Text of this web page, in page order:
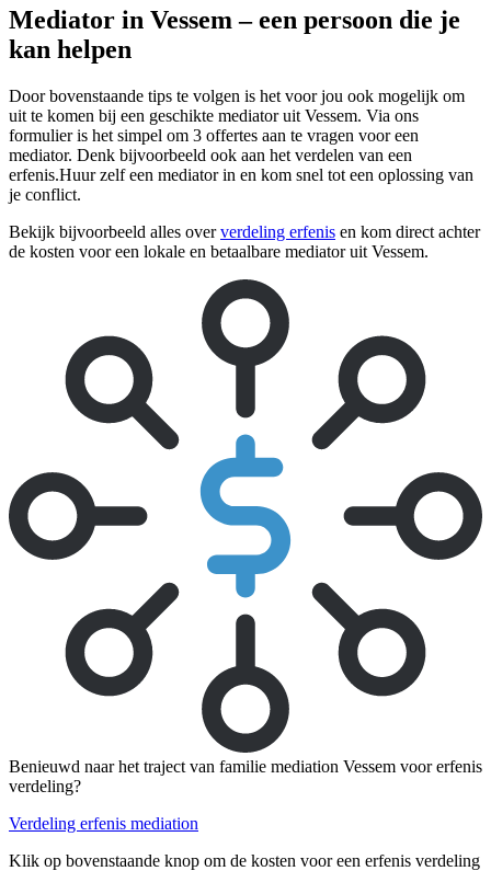
Mediator in Vessem – een persoon die je
kan helpen
Door bovenstaande tips te volgen is het voor jou ook mogelijk om
uit te komen bij een geschikte mediator uit Vessem. Via ons
formulier is het simpel om 3 offertes aan te vragen voor een
mediator. Denk bijvoorbeeld ook aan het verdelen van een
erfenis.Huur zelf een mediator in en kom snel tot een oplossing van
je conflict.
Bekijk bijvoorbeeld alles oververdeling erfenis en kom direct achter
de kosten voor een lokale en betaalbare mediator uit Vessem.
Benieuwd naar het traject van familie mediation Vessem voor erfenis
verdeling?
Verdeling erfenis mediation
Klik op bovenstaande knop om de kosten voor een erfenis verdeling